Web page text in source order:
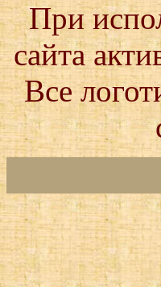
При
сайта
Все